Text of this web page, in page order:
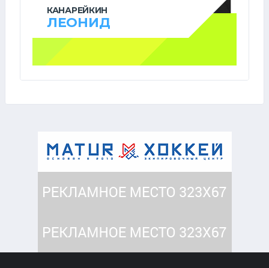
КАНАРЕЙКИН
ЛЕОНИД